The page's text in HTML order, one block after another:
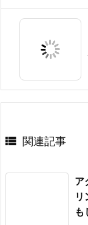
 関連記事
ア
も